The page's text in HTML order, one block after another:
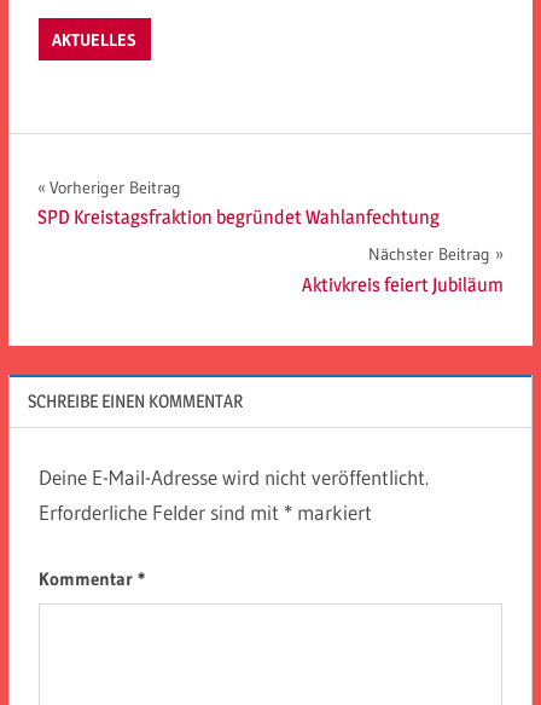
AKTUELLES
Beitragsnavigation
Vorheriger Beitrag
SPD Kreistagsfraktion begründet Wahlanfechtung
Nächster Beitrag
Aktivkreis feiert Jubiläum
SCHREIBE EINEN KOMMENTAR
Deine E-Mail-Adresse wird nicht veröffentlicht.
Erforderliche Felder sind mit *markiert
Kommentar *